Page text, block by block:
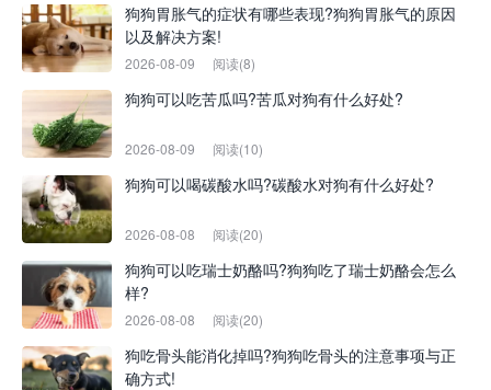
狗狗胃胀气的症状有哪些表现?狗狗胃胀气的原因
以及解决方案!
2026-08-09 阅读(8)
狗狗可以吃苦瓜吗?苦瓜对狗有什么好处?
2026-08-09 阅读(10)
狗狗可以喝碳酸水吗?碳酸水对狗有什么好处?
2026-08-08 阅读(20)
狗狗可以吃瑞士奶酪吗?狗狗吃了瑞士奶酪会怎么
样?
2026-08-08 阅读(20)
狗吃骨头能消化掉吗?狗狗吃骨头的注意事项与正
确方式!